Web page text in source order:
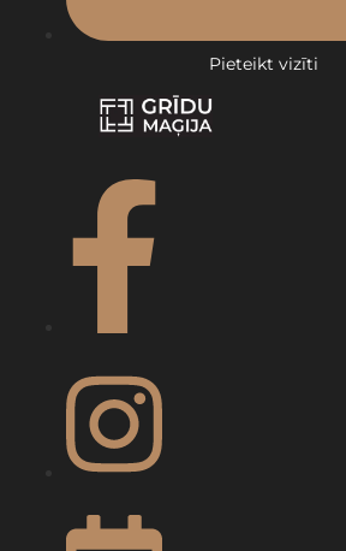
Pieteikt vizīti